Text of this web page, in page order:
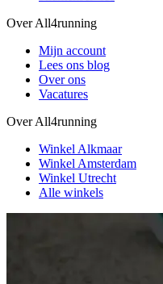
Over All4running
Mijn account
Lees ons blog
Over ons
Vacatures
Over All4running
Winkel Alkmaar
Winkel Amsterdam
Winkel Utrecht
Alle winkels